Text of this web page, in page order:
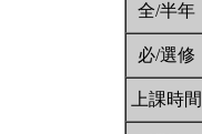
全/半年
必/選修
上課時間